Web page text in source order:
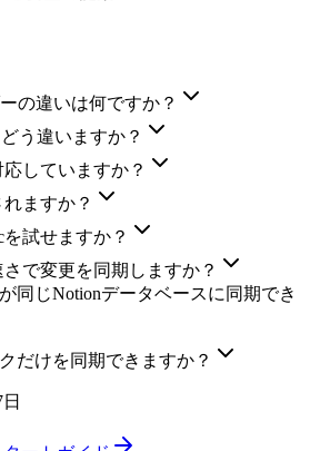
の違いは何ですか？
う違いますか？
していますか？
ますか？
試せますか？
で変更を同期しますか？
同じNotionデータベースに同期でき
だけを同期できますか？